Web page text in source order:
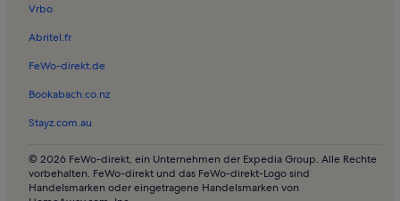
Ferienwohnungen in Evangelisch-Lutherische Kirchengemeinde
Ferienwohnungen in Strandbad Zarrentin
Ferienwohnungen in Badow
Ferienunterkünfte nahe Gadebusch Station
Vrbo
Abritel.fr
FeWo-direkt.de
Bookabach.co.nz
Stayz.com.au
© 2026 FeWo-direkt, ein Unternehmen der Expedia Group. Alle Rechte
vorbehalten. FeWo-direkt und das FeWo-direkt-Logo sind
Handelsmarken oder eingetragene Handelsmarken von